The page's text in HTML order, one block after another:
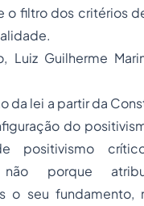
o filtro dos critérios
Luiz Guilherme
da lei a partir da
do
positivismo
não porque
o seu fundamento,